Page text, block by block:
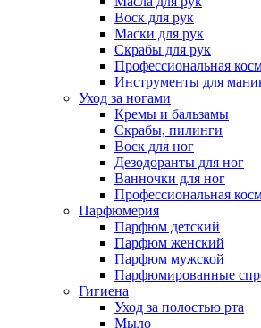
Воск для рук
Маски для рук
Скрабы для рук
Профессиональная
Инструменты для
Уход за ногами
Кремы и бальзамы
Скрабы, пилинги
Воск для ног
Дезодоранты для ног
Ванночки для ног
Профессиональная
Парфюмерия
Парфюм детский
Парфюм женский
Парфюм мужской
Парфюмированные
Гигиена
Уход за полостью рта
Мыло